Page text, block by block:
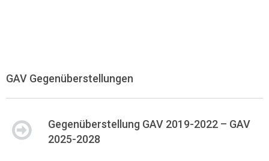
GAV Gegenüberstellungen
Gegenüberstellung GAV 2019-2022 – GAV
2025-2028